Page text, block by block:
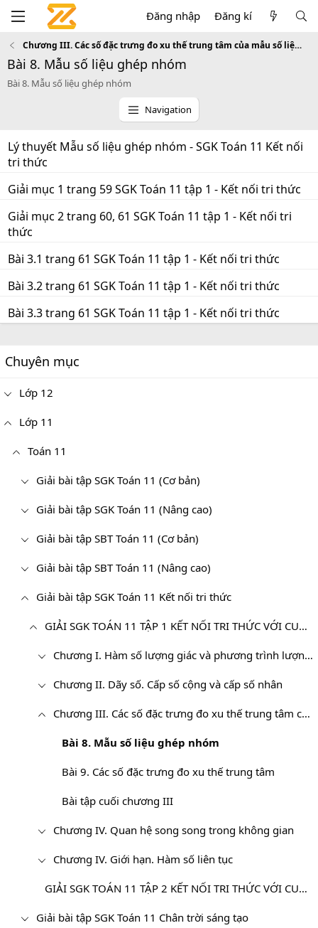
Đăng nhập Đăng kí
Chương III. Các số đặc trưng đo xu thế trung tâm của mẫu số liệu ghép nhóm
Bài 8. Mẫu số liệu ghép nhóm
Bài 8. Mẫu số liệu ghép nhóm
Navigation
Lý thuyết Mẫu số liệu ghép nhóm - SGK Toán 11 Kết nối
tri thức
Giải mục 1 trang 59 SGK Toán 11 tập 1 - Kết nối tri thức
Giải mục 2 trang 60, 61 SGK Toán 11 tập 1 - Kết nối tri
thức
Bài 3.1 trang 61 SGK Toán 11 tập 1 - Kết nối tri thức
Bài 3.2 trang 61 SGK Toán 11 tập 1 - Kết nối tri thức
Bài 3.3 trang 61 SGK Toán 11 tập 1 - Kết nối tri thức
Chuyên mục
Lớp 12
Lớp 11
Toán 11
Giải bài tập SGK Toán 11 (Cơ bản)
Giải bài tập SGK Toán 11 (Nâng cao)
Giải bài tập SBT Toán 11 (Cơ bản)
Giải bài tập SBT Toán 11 (Nâng cao)
Giải bài tập SGK Toán 11 Kết nối tri thức
GIẢI SGK TOÁN 11 TẬP 1 KẾT NỐI TRI THỨC VỚI CUỘC SỐNG
Chương I. Hàm số lượng giác và phương trình lượng giác
Chương II. Dãy số. Cấp số cộng và cấp số nhân
Chương III. Các số đặc trưng đo xu thế trung tâm của mẫu số liệu ghép nhóm
Bài 8. Mẫu số liệu ghép nhóm
Bài 9. Các số đặc trưng đo xu thế trung tâm
Bài tập cuối chương III
Chương IV. Quan hệ song song trong không gian
Chương IV. Giới hạn. Hàm số liên tục
GIẢI SGK TOÁN 11 TẬP 2 KẾT NỐI TRI THỨC VỚI CUỘC SỐNG
Giải bài tập SGK Toán 11 Chân trời sáng tạo